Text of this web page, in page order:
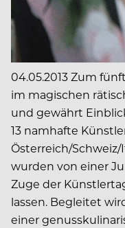
04.05.2013 Zum
im magischen
und gewährt
13 namhafte
Österreich/
wurden von einer
Zuge der
lassen. Begleitet
einer